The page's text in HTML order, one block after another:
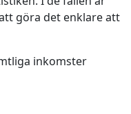
göra det enklare att
inkomster